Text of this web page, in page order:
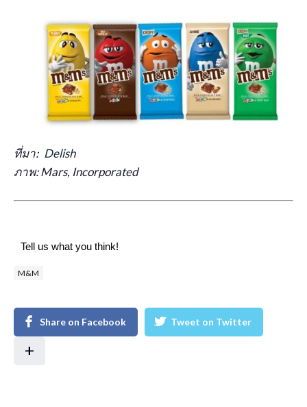
ที่มา: Delish
ภาพ: Mars, Incorporated
Tell us what you think!
M&M
Share on Facebook Tweet on Twitter
+